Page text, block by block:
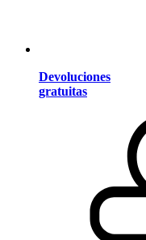
Devoluciones
gratuitas